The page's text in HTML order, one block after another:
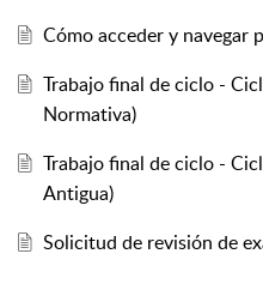
Cómo acceder y navegar
Trabajo final de ciclo -
Normativa)
Trabajo final de ciclo -
Antigua)
Solicitud de revisión de